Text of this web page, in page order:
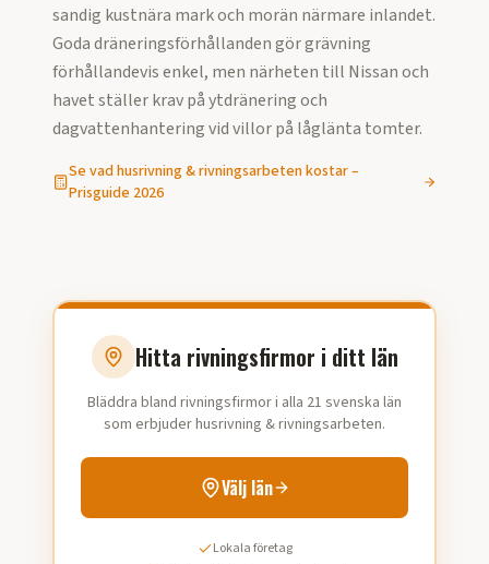
sandig kustnära mark och morän närmare inlandet.
Goda dräneringsförhållanden gör grävning
förhållandevis enkel, men närheten till Nissan och
havet ställer krav på ytdränering och
dagvattenhantering vid villor på låglänta tomter.
Se vadhusrivning & rivningsarbetenkostar –
Prisguide 2026
Hitta rivningsfirmor i ditt län
Bläddra bland rivningsfirmor i alla 21 svenska län
som erbjuder husrivning & rivningsarbeten.
Välj län
Lokala företag